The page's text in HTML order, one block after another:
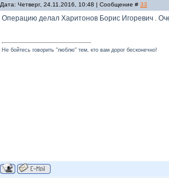
Дата: Четверг, 24.11.2016, 10:48 | Сообщение # 33
Операцию делал Харитонов Борис Игоревич .
Не бойтесь говорить "люблю" тем, кто вам дорог бесконечно!